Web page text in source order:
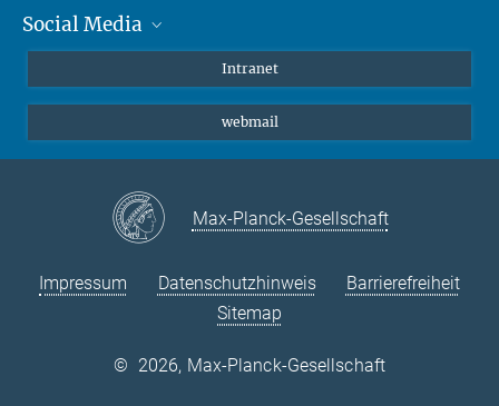
Student*innen/Wissenschaftler*innen
Social Media
Bluesky
YouTube
Intranet
webmail
Max-Planck-Gesellschaft
Impressum Datenschutzhinweis
Barrierefreiheit
Sitemap
© 2026, Max-Planck-Gesellschaft